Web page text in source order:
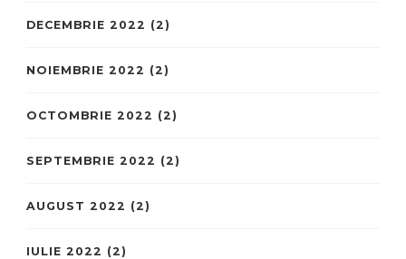
DECEMBRIE 2022 (2)
NOIEMBRIE 2022 (2)
OCTOMBRIE 2022 (2)
SEPTEMBRIE 2022 (2)
AUGUST 2022 (2)
IULIE 2022 (2)